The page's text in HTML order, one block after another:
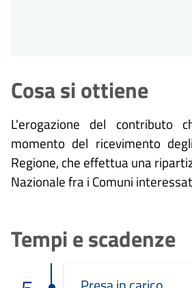
Cosa si ottiene
L'erogazione del contributo
momento del ricevimento
Regione, che effettua una
Nazionale fra i Comuni
Tempi e scadenze